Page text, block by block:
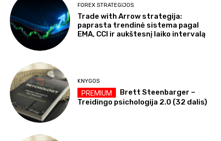
FOREX STRATEGIJOS
Trade with Arrow strategija:
paprasta trendinė sistema pagal
EMA, CCI ir aukštesnį laiko intervalą
KNYGOS
Brett Steenbarger –
Treidingo psichologija 2.0 (32 dalis)